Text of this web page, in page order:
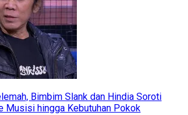
Bimbim Slank dan Hindia Soroti
Musisi hingga Kebutuhan Pokok